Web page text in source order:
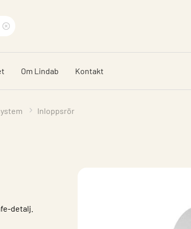
sökfras
Om Lindab Kontakt
Inloppsrör
detalj.